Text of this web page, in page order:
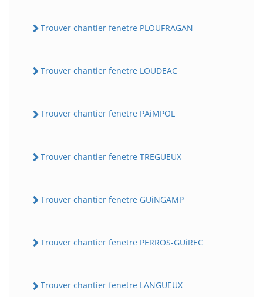
Trouver chantier fenetre PLOUFRAGAN
Trouver chantier fenetre LOUDEAC
Trouver chantier fenetre PAiMPOL
Trouver chantier fenetre TREGUEUX
Trouver chantier fenetre GUiNGAMP
Trouver chantier fenetre PERROS-GUiREC
Trouver chantier fenetre LANGUEUX